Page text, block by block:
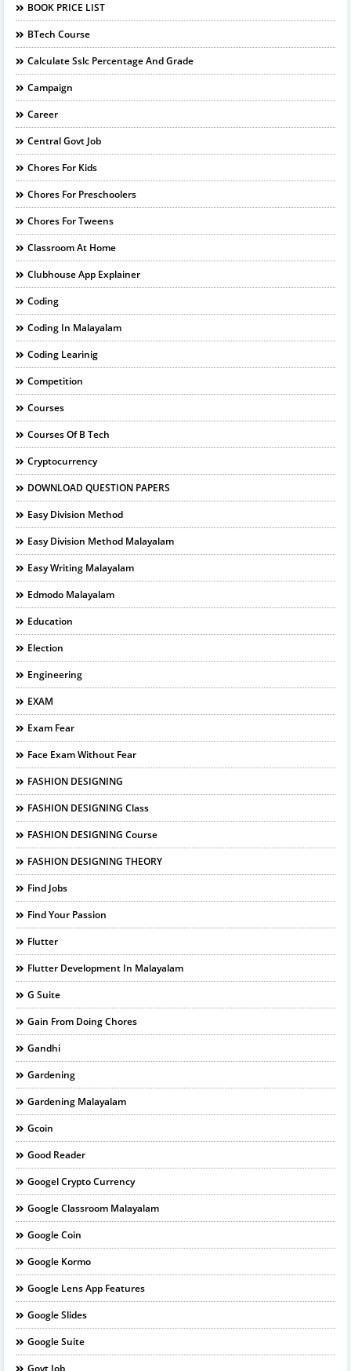
BOOK PRICE LIST
BTech Course
Calculate Sslc Percentage And Grade
Campaign
Career
Central Govt Job
Chores For Kids
Chores For Preschoolers
Chores For Tweens
Classroom At Home
Clubhouse App Explainer
Coding
Coding In Malayalam
Coding Learinig
Competition
Courses
Courses Of B Tech
Cryptocurrency
DOWNLOAD QUESTION PAPERS
Easy Division Method
Easy Division Method Malayalam
Easy Writing Malayalam
Edmodo Malayalam
Education
Election
Engineering
EXAM
Exam Fear
Face Exam Without Fear
FASHION DESIGNING
FASHION DESIGNING Class
FASHION DESIGNING Course
FASHION DESIGNING THEORY
Find Jobs
Find Your Passion
Flutter
Flutter Development In Malayalam
G Suite
Gain From Doing Chores
Gandhi
Gardening
Gardening Malayalam
Gcoin
Good Reader
Googel Crypto Currency
Google Classroom Malayalam
Google Coin
Google Kormo
Google Lens App Features
Google Slides
Google Suite